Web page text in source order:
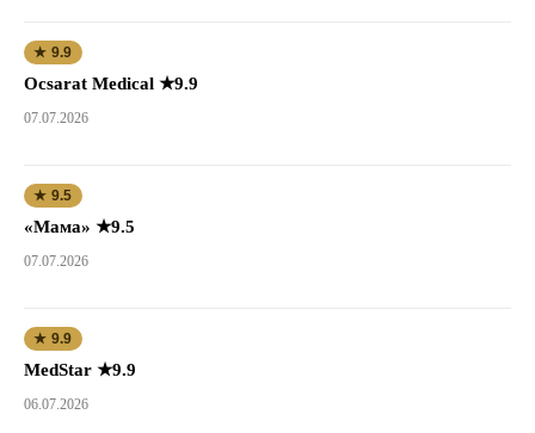
★ 9.9
Ocsarat Medical ★9.9
07.07.2026
★ 9.5
«Мама» ★9.5
07.07.2026
★ 9.9
MedStar ★9.9
06.07.2026